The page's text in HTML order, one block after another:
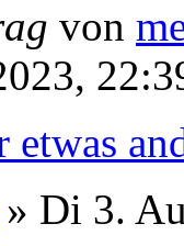
von
etwas
» Di 3.